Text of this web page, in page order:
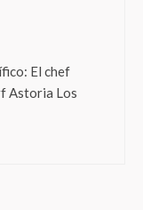
El chef
Astoria Los